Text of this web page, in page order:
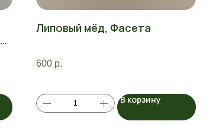
Липовый мёд, Фасета
600 р.
В корзину